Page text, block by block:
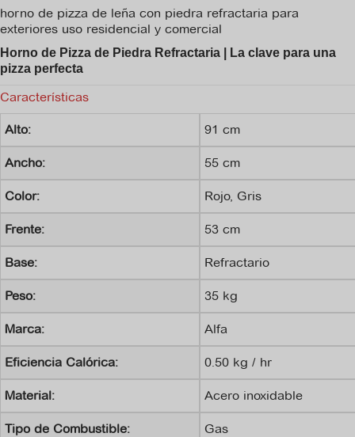
horno de pizza de leña con piedra refractaria para
exteriores uso residencial y comercial
Horno de Pizza de Piedra Refractaria | La clave para una
pizza perfecta
Características
Alto: 91 cm
Ancho: 55 cm
Color: Rojo, Gris
Frente: 53 cm
Base: Refractario
Peso: 35 kg
Marca: Alfa
Eficiencia Calórica: 0.50 kg / hr
Material: Acero inoxidable
Tipo de Combustible: Gas